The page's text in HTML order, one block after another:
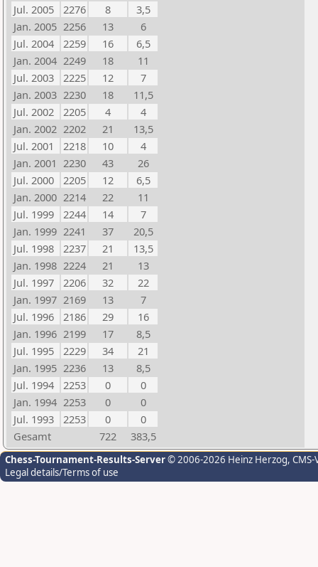
Jul. 2005
2276 8
3,5
Jan. 2005 2256 13
6
Jul. 2004
2259 16
6,5
Jan. 2004 2249 18
11
Jul. 2003
2225 12
7
Jan. 2003 2230 18
11,5
Jul. 2002
2205 4
4
Jan. 2002 2202 21
13,5
Jul. 2001
2218 10
4
Jan. 2001 2230 43
26
Jul. 2000
2205 12
6,5
Jan. 2000 2214 22
11
Jul. 1999
2244 14
7
Jan. 1999 2241 37
20,5
Jul. 1998
2237 21
13,5
Jan. 1998 2224 21
13
Jul. 1997
2206 32
22
Jan. 1997 2169 13
7
Jul. 1996
2186 29
16
Jan. 1996 2199 17
8,5
Jul. 1995
2229 34
21
Jan. 1995 2236 13
8,5
Jul. 1994
2253 0
0
Jan. 1994 2253 0
0
Jul. 1993
2253 0
0
Gesamt
722 383,5
Chess-Tournament-Results-Server© 2006-2026 Heinz Herzog,
Legal details/Terms of use